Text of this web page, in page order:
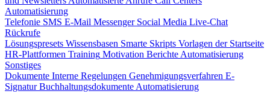
Automatisierung
Telefonie SMS E-Mail Messenger Social Media Live-Chat
Rückrufe
Lösungspresets Wissensbasen Smarte Skripts Vorlagen der Startseite
HR-Plattformen Training Motivation Berichte Automatisierung
Sonstiges
Dokumente Interne Regelungen Genehmigungsverfahren E-
Signatur Buchhaltungsdokumente Automatisierung